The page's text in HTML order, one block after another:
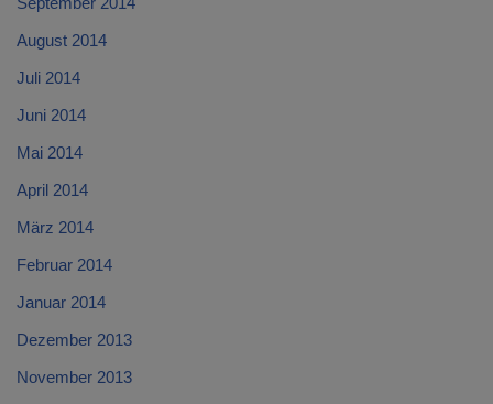
August 2014
Juli 2014
Juni 2014
Mai 2014
April 2014
März 2014
Februar 2014
Januar 2014
Dezember 2013
November 2013